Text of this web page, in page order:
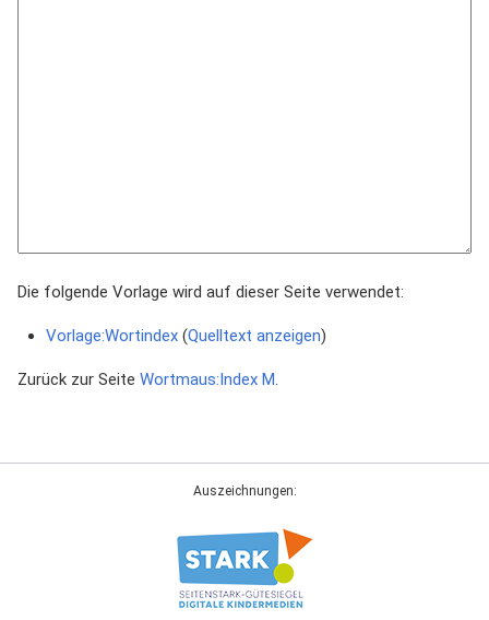
Die folgende Vorlage wird auf dieser Seite verwendet:
Vorlage:Wortindex(Quelltext anzeigen)
Zurück zur Seite Wortmaus:Index M.
Auszeichnungen: